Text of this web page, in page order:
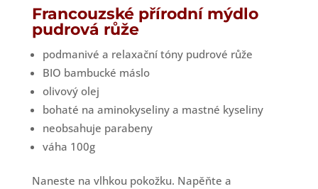
Francouzské přírodní mýdlo
pudrová růže
podmanivé a relaxační tóny pudrové růže
BIO bambucké máslo
olivový olej
bohaté na aminokyseliny a mastné kyseliny
neobsahuje parabeny
váha 100g
Naneste na vlhkou pokožku. Napěňte a